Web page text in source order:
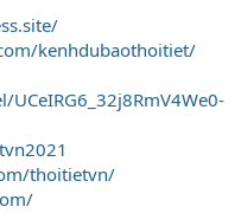
kenhdubaothoitiet/
thoitietvn/